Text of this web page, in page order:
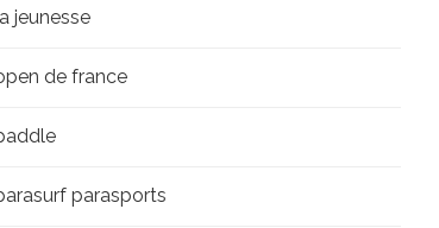
jeunesse
de france
parasports